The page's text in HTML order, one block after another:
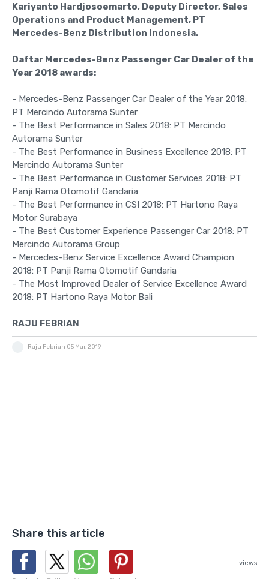
Kariyanto Hardjosoemarto, Deputy Director, Sales
Operations and Product Management, PT
Mercedes-Benz Distribution Indonesia.
Daftar Mercedes-Benz Passenger Car Dealer of the
Year 2018 awards:
- Mercedes-Benz Passenger Car Dealer of the Year 2018:
PT Mercindo Autorama Sunter
- The Best Performance in Sales 2018: PT Mercindo
Autorama Sunter
- The Best Performance in Business Excellence 2018: PT
Mercindo Autorama Sunter
- The Best Performance in Customer Services 2018: PT
Panji Rama Otomotif Gandaria
- The Best Performance in CSI 2018: PT Hartono Raya
Motor Surabaya
- The Best Customer Experience Passenger Car 2018: PT
Mercindo Autorama Group
- Mercedes-Benz Service Excellence Award Champion
2018: PT Panji Rama Otomotif Gandaria
- The Most Improved Dealer of Service Excellence Award
2018: PT Hartono Raya Motor Bali
RAJU FEBRIAN
Raju Febrian 05 Mar, 2019
Share this article
views